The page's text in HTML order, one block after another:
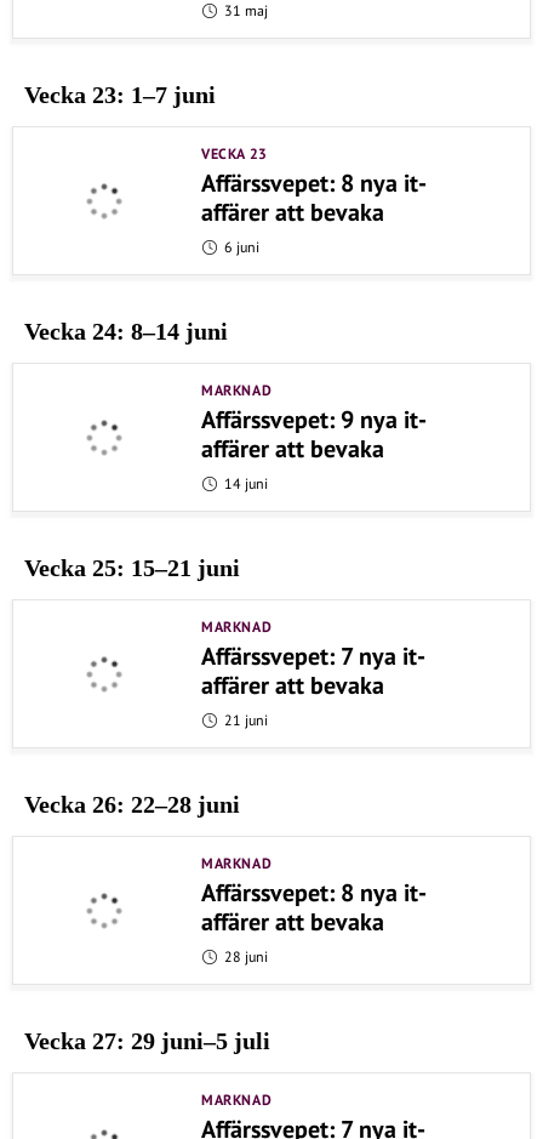
31 maj
Vecka 23: 1–7 juni
VECKA 23
Affärssvepet: 8 nya it-
affärer att bevaka
6 juni
Vecka 24: 8–14 juni
MARKNAD
Affärssvepet: 9 nya it-
affärer att bevaka
14 juni
Vecka 25: 15–21 juni
MARKNAD
Affärssvepet: 7 nya it-
affärer att bevaka
21 juni
Vecka 26: 22–28 juni
MARKNAD
Affärssvepet: 8 nya it-
affärer att bevaka
28 juni
Vecka 27: 29 juni–5 juli
MARKNAD
Affärssvepet: 7 nya it-